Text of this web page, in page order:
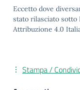
Eccetto dove
stato rilasciato sotto
Attribuzione 4.0
Stampa /